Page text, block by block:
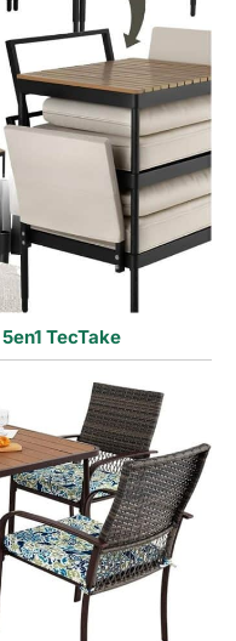
TecTake